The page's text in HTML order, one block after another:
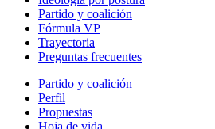
Partido y coalición
Fórmula VP
Trayectoria
Preguntas frecuentes
Partido y coalición
Perfil
Propuestas
Hoja de vida